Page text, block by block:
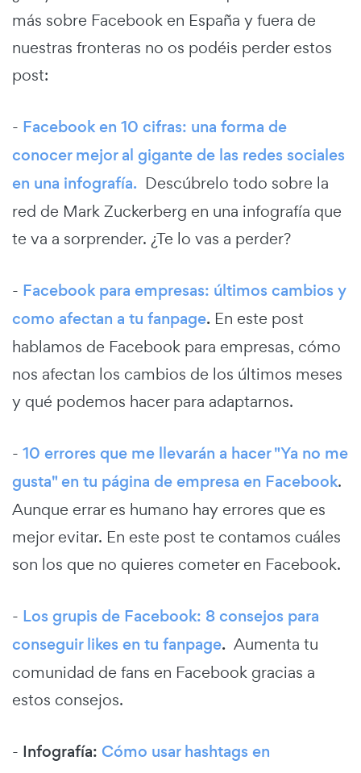
más sobre Facebook en España y fuera de
nuestras fronteras no os podéis perder estos
post:
- Facebook en 10 cifras: una forma de
conocer mejor al gigante de las redes sociales
en una infografía. Descúbrelo todo sobre la
red de Mark Zuckerberg en una infografía que
te va a sorprender. ¿Te lo vas a perder?
- Facebook para empresas: últimos cambios y
como afectan a tu fanpage. En este post
hablamos de Facebook para empresas, cómo
nos afectan los cambios de los últimos meses
y qué podemos hacer para adaptarnos.
- 10 errores que me llevarán a hacer "Ya no me
gusta" en tu página de empresa en Facebook.
Aunque errar es humano hay errores que es
mejor evitar. En este post te contamos cuáles
son los que no quieres cometer en Facebook.
- Los grupis de Facebook: 8 consejos para
conseguir likes en tu fanpage. Aumenta tu
comunidad de fans en Facebook gracias a
estos consejos.
- Infografía: Cómo usar hashtags en